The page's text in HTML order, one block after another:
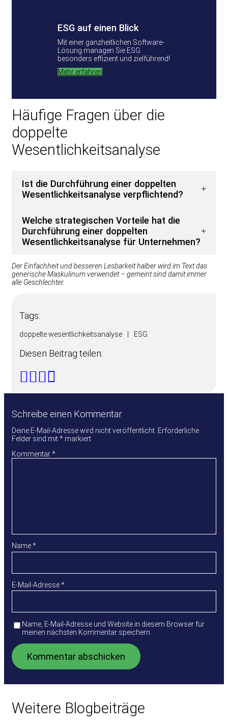
ESG auf einen Blick
Mit einer ganzheitlichen Software-
Lösung managen Sie ESG
besonders effizient und zielführend!
Mehr erfahren
Häufige Fragen über die
doppelte
Wesentlichkeitsanalyse
Ist die Durchführung einer doppelten
Wesentlichkeitsanalyse verpflichtend?
Welche strategischen Vorteile hat die
Durchführung einer doppelten
Wesentlichkeitsanalyse für Unternehmen?
Der Einfachheit und besseren Lesbarkeit halber wird im Text das
generische Maskulinum verwendet – gemeint sind damit immer
alle Geschlechter.
Tags:
doppelte wesentlichkeitsanalyse ESG
Diesen Beitrag teilen:
Schreibe einen Kommentar
Deine E-Mail-Adresse wird nicht veröffentlicht. Erforderliche
Felder sind mit* markiert
Kommentar*
Name*
E-Mail-Adresse*
Name, E-Mail-Adresse und Website in diesem Browser für
meinen nächsten Kommentar speichern.
Weitere Blogbeiträge